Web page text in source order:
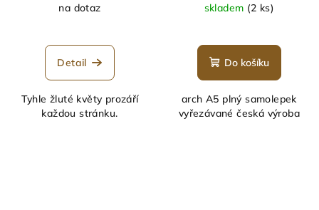
na dotaz
Detail
Tyhle žluté květy prozáří
každou stránku.
skladem (2 ks)
Do košíku
arch A5 plný samolepek
vyřezávané česká výroba